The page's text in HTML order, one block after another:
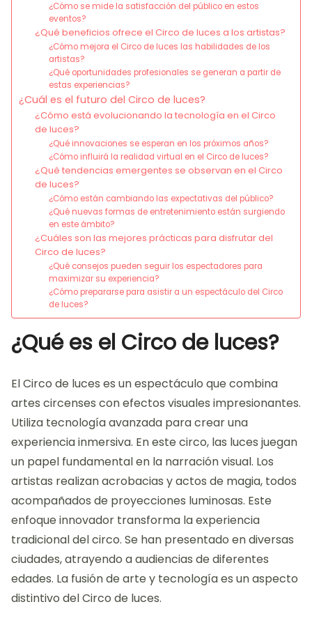
¿Cómo se mide la satisfacción del público en estos
eventos?
¿Qué beneficios ofrece el Circo de luces a los artistas?
¿Cómo mejora el Circo de luces las habilidades de los
artistas?
¿Qué oportunidades profesionales se generan a partir de
estas experiencias?
¿Cuál es el futuro del Circo de luces?
¿Cómo está evolucionando la tecnología en el Circo
de luces?
¿Qué innovaciones se esperan en los próximos años?
¿Cómo influirá la realidad virtual en el Circo de luces?
¿Qué tendencias emergentes se observan en el Circo
de luces?
¿Cómo están cambiando las expectativas del público?
¿Qué nuevas formas de entretenimiento están surgiendo
en este ámbito?
¿Cuáles son las mejores prácticas para disfrutar del
Circo de luces?
¿Qué consejos pueden seguir los espectadores para
maximizar su experiencia?
¿Cómo prepararse para asistir a un espectáculo del Circo
de luces?
¿Qué es el Circo de luces?
El Circo de luces es un espectáculo que combina
artes circenses con efectos visuales impresionantes.
Utiliza tecnología avanzada para crear una
experiencia inmersiva. En este circo, las luces juegan
un papel fundamental en la narración visual. Los
artistas realizan acrobacias y actos de magia, todos
acompañados de proyecciones luminosas. Este
enfoque innovador transforma la experiencia
tradicional del circo. Se han presentado en diversas
ciudades, atrayendo a audiencias de diferentes
edades. La fusión de arte y tecnología es un aspecto
distintivo del Circo de luces.